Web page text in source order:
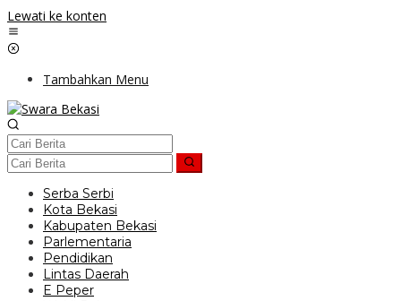
Lewati ke konten
Tambahkan Menu
Serba Serbi
Kota Bekasi
Kabupaten Bekasi
Parlementaria
Pendidikan
Lintas Daerah
E Peper